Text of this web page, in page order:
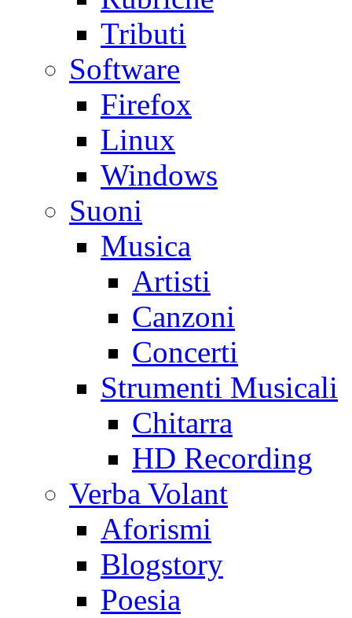
Tributi
Software
Firefox
Linux
Windows
Suoni
Musica
Artisti
Canzoni
Concerti
Strumenti Musicali
Chitarra
HD Recording
Verba Volant
Aforismi
Blogstory
Poesia